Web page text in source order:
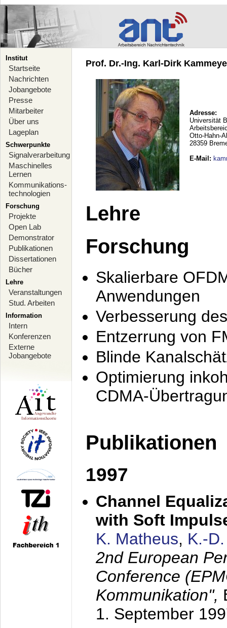
Institut
Startseite
Nachrichten
Jobangebote
Presse
Mitarbeiter
Über uns
Lageplan
Schwerpunkte
Signalverarbeitung
Maschinelles
Lernen
Kommunikations-
technologien
Forschung
Projekte
Open Lab
Demonstrator
Publikationen
Dissertationen
Bücher
Lehre
Veranstaltungen
Stud. Arbeiten
Information
Intern
Konferenzen
Externe
Jobangebote
Prof. Dr.-Ing. Karl-Dirk
Adresse:
Universität
Otto-Hahn-
28359
E-Mail :
Lehre
Forschung
Skalierbare
Anwendungen
Verbesserung
Entzerrung von
Blinde
Optimierung
CDMA-
Publikationen
1997
Channel
with Soft
K. Matheus, K.-
2nd European
Conference
Kommunikation",
1. September